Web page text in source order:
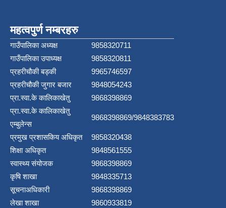
महत्वपुर्ण नम्बरहरु
गाउँपालिका अध्यक्ष
9858320711
गाउँपालिका उपाध्यक्ष
9858320811
प्रहरीचौकी बड्की
9965746597
प्रहरीचौकी जुगार बजार
9848054243
प्रा.स्वा.के कालिकाखेतु
9868398869
प्रा.स्वा.के कालिकाखेतु
एम्बुलेन्स
9868398869/9848383783
प्रमुख प्रशासकिय अधिकृत
9858320438
शिक्षा अधिकृत
9848561555
स्वास्थ्य संयोजक
9868398869
कृषि शाखा
9848335713
सूचनाअधिकारी
9868398869
लेखा शाखा
9860933819